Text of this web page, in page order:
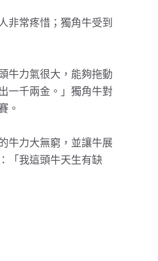
非常疼惜；獨角牛受到
牛力氣很大，能夠拖動
一千兩金。」獨角牛對
。
牛力大無窮，並讓牛展
「我這頭牛天生有缺